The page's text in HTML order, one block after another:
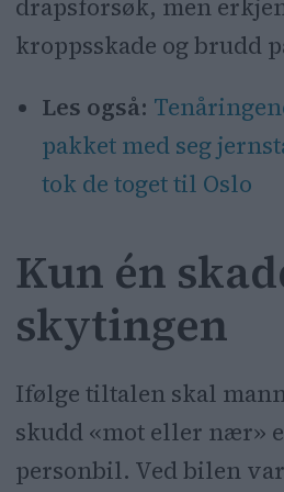
drapsforsøk, men
kroppsskade og brudd
Les også:
pakket med seg
tok de toget til Oslo
Kun én
skytingen
Ifølge tiltalen skal
skudd «mot eller nær»
personbil. Ved bilen